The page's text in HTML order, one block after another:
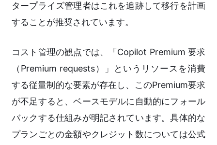
タープライズ管理者はこれを追跡して移行を計画
することが推奨されています。
コスト管理の観点では、「Copilot Premium 要求
（Premium requests）」というリソースを消費
する従量制的な要素が存在し、このPremium要求
が不足すると、ベースモデルに自動的にフォール
バックする仕組みが明記されています。具体的な
プランごとの金額やクレジット数については公式